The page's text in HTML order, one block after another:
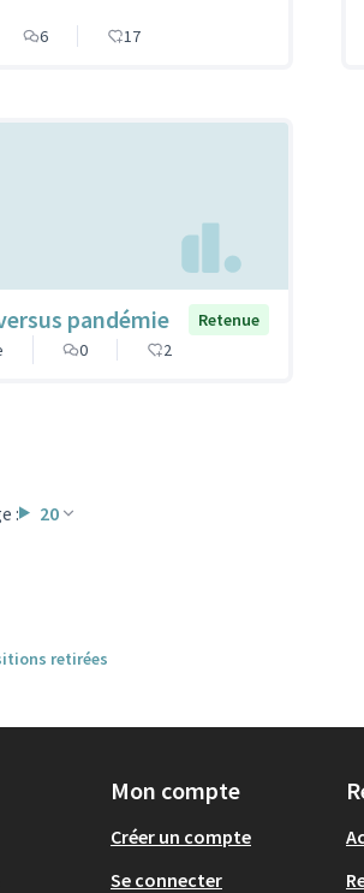
6 17
pandémie
Retenue
0 2
: 20
retirées
Mon compte
Créer un compte
Se connecter